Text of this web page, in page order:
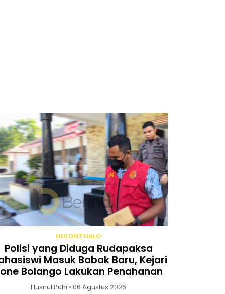
HULONTHALO
Polisi yang Diduga Rudapaksa
Masuk Babak Baru, Kejari
Bolango Lakukan Penahanan
Husnul Puhi • 06 Agustus 2026